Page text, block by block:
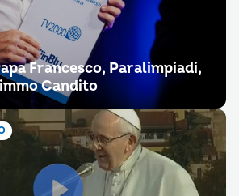
Francesco, Paralimpiadi,
Candito